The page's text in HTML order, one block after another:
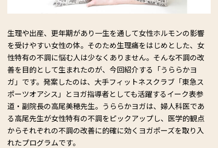
生理や出産、更年期があり一生を通して女性ホルモンの影響
を受けやすい女性の体。そのため生理痛をはじめとした、女
性特有の不調に悩む人は少なくありません。そんな不調の改
善を目的として生まれたのが、今回紹介する「うららかヨ
ガ」です。発案したのは、大手フィットネスクラブ「東急ス
ポーツオアシス」とヨガ指導者としても活躍するイーク表参
道・副院長の高尾美穂先生。うららかヨガは、婦人科医であ
る高尾先生が女性特有の不調をピックアップし、医学的観点
からそれぞれの不調の改善に的確に効くヨガポーズを取り入
れたプログラムです。